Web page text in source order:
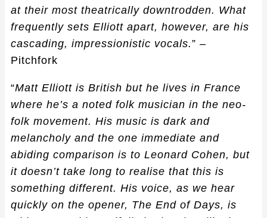
at their most theatrically downtrodden. What
frequently sets Elliott apart, however, are his
cascading, impressionistic vocals.” –
Pitchfork
“Matt Elliott is British but he lives in France
where he’s a noted folk musician in the neo-
folk movement. His music is dark and
melancholy and the one immediate and
abiding comparison is to Leonard Cohen, but
it doesn’t take long to realise that this is
something different. His voice, as we hear
quickly on the opener, The End of Days, is